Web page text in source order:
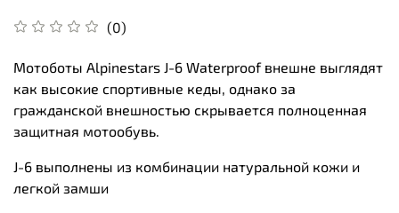
(0)
Мотоботы Alpinestars J-6 Waterproof внешне выглядят
как высокие спортивные кеды, однако за
гражданской внешностью скрывается полноценная
защитная мотообувь.
J-6 выполнены из комбинации натуральной кожи и
легкой замши